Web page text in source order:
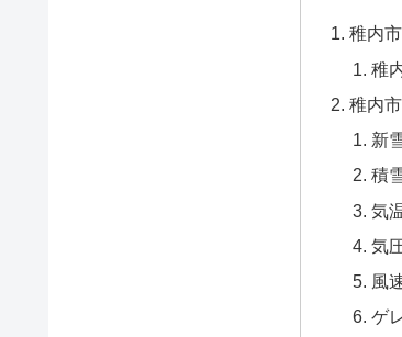
稚内
稚
稚内
新
積
気
気
風
ゲ